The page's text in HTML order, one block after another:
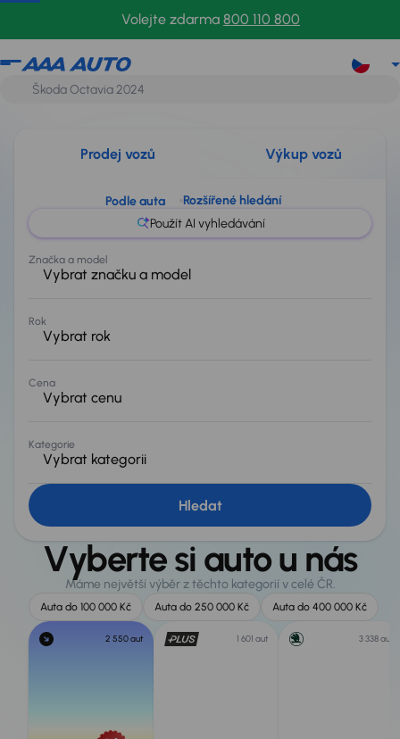
Volejte zdarma 800 110 800
Autobazar AAA
Prodej vozů Výkup vozů
Podle auta
Rozšířené hledání
Použít AI vyhledávání
Značka a model
Vybrat značku a model
Rok
Vybrat rok
Cena
Vybrat cenu
Kategorie
Vybrat kategorii
Hledat
Vyberte si auto u nás
Máme největší výběr z těchto kategorií v celé ČR.
Auta do 100 000 Kč Auta do 250 000 Kč Auta do 400 000 Kč
2 550 aut 1 601 aut 3 338 aut